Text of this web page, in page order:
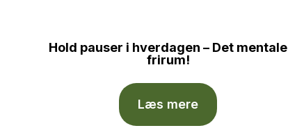
Hold pauser i hverdagen – Det mentale
frirum!
Læs mere